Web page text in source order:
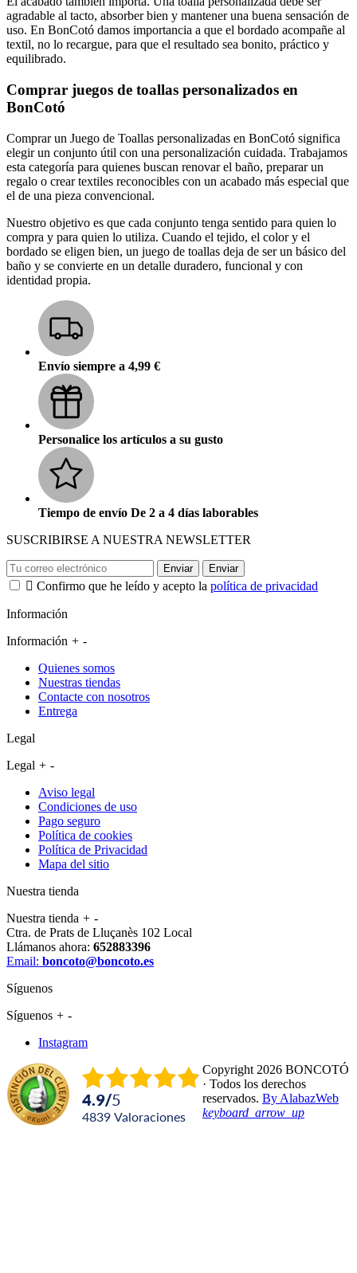
agradable al tacto, absorber bien y mantener una buena sensación de
uso. En BonCotó damos importancia a que el bordado acompañe al
textil, no lo recargue, para que el resultado sea bonito, práctico y
equilibrado.
Comprar juegos de toallas personalizados en
BonCotó
Comprar un Juego de Toallas personalizadas en BonCotó significa
elegir un conjunto útil con una personalización cuidada. Trabajamos
esta categoría para quienes buscan renovar el baño, preparar un
regalo o crear textiles reconocibles con un acabado más especial que
el de una pieza convencional.
Nuestro objetivo es que cada conjunto tenga sentido para quien lo
compra y para quien lo utiliza. Cuando el tejido, el color y el
bordado se eligen bien, un juego de toallas deja de ser un básico del
baño y se convierte en un detalle duradero, funcional y con
identidad propia.
Envío siempre a 4,99 €
Personalice los artículos a su gusto
Tiempo de envío De 2 a 4 días laborables
SUSCRIBIRSE A NUESTRA NEWSLETTER
Enviar Enviar
 Confirmo que he leído y acepto la política de privacidad
Información
Información + -
Quienes somos
Nuestras tiendas
Contacte con nosotros
Entrega
Legal
Legal + -
Aviso legal
Condiciones de uso
Pago seguro
Política de cookies
Política de Privacidad
Mapa del sitio
Nuestra tienda
Nuestra tienda + -
Ctra. de Prats de Lluçanès 102 Local
Llámanos ahora: 652883396
Email: boncoto@boncoto.es
Síguenos
Síguenos + -
Instagram
4.9/5
4839 Valoraciones
Copyright 2026 BONCOTÓ
· Todos los derechos
reservados. By AlabazWeb
keyboard_arrow_up